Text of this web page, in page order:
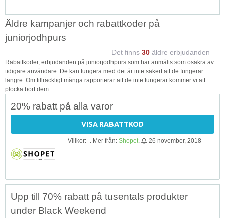
Äldre kampanjer och rabattkoder på
juniorjodhpurs
Det finns 30 äldre erbjudanden
Rabattkoder, erbjudanden på juniorjodhpurs som har anmälts som osäkra av
tidigare användare. De kan fungera med det är inte säkert att de fungerar
längre. Om tillräckligt många rapporterar att de inte fungerar kommer vi att
plocka bort dem.
20% rabatt på alla varor
VISA RABATTKOD
Villkor: -. Mer från: Shopet 26 november, 2018
Upp till 70% rabatt på tusentals produkter
under Black Weekend